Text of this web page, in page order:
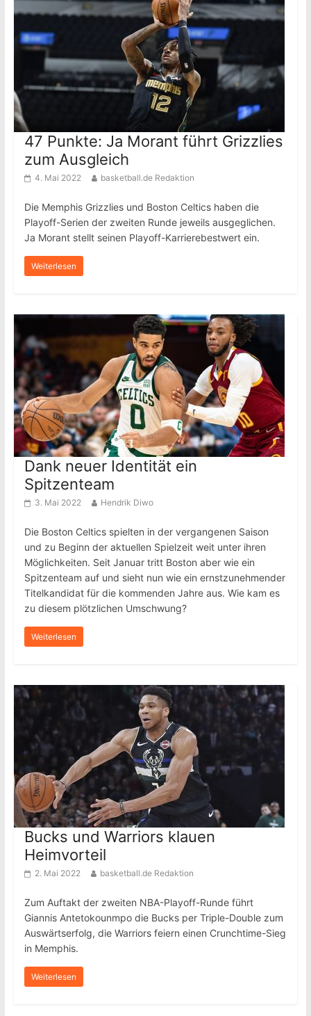
47 Punkte: Ja Morant führt Grizzlies
zum Ausgleich
4. Mai 2022 basketball.de Redaktion
Die Memphis Grizzlies und Boston Celtics haben die
Playoff-Serien der zweiten Runde jeweils ausgeglichen.
Ja Morant stellt seinen Playoff-Karrierebestwert ein.
Weiterlesen
Dank neuer Identität ein
Spitzenteam
3. Mai 2022 Hendrik Diwo
Die Boston Celtics spielten in der vergangenen Saison
und zu Beginn der aktuellen Spielzeit weit unter ihren
Möglichkeiten. Seit Januar tritt Boston aber wie ein
Spitzenteam auf und sieht nun wie ein ernstzunehmender
Titelkandidat für die kommenden Jahre aus. Wie kam es
zu diesem plötzlichen Umschwung?
Weiterlesen
Bucks und Warriors klauen
Heimvorteil
2. Mai 2022 basketball.de Redaktion
Zum Auftakt der zweiten NBA-Playoff-Runde führt
Giannis Antetokounmpo die Bucks per Triple-Double zum
Auswärtserfolg, die Warriors feiern einen Crunchtime-Sieg
in Memphis.
Weiterlesen